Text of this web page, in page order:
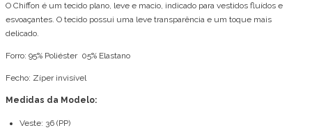
O Chiffon é um tecido plano, leve e macio, indicado para vestidos fluídos e
esvoaçantes. O tecido possui uma leve transparência e um toque mais
delicado.
Forro: 95% Poliéster 05% Elastano
Fecho: Zíper invisível
Medidas da Modelo:
Veste: 36 (PP)